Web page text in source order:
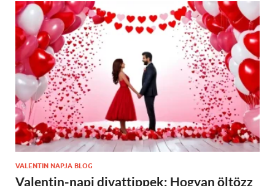
VALENTIN NAPJA BLOG
Valentin-napi divattippek: Hogyan öltözz